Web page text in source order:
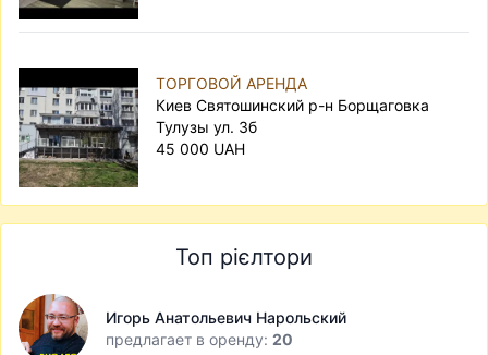
ТОРГОВОЙ АРЕНДА
Киев Святошинский р-н Борщаговка
Тулузы ул. 3б
45 000 UAH
Топ рієлтори
Игорь Анатольевич Нарольский
предлагает в оренду: 20